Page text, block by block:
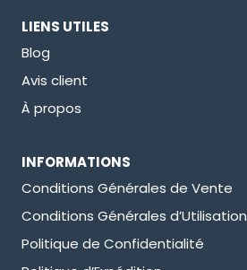
LIENS UTILES
Blog
Avis client
À propos
INFORMATIONS
Conditions Générales de Vente
Conditions Générales d’Utilisation
Politique de Confidentialité